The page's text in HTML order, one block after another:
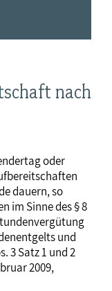
nach
oder
dauern, so
im Sinne des § 8
und
3 Satz 1 und 2
2009,